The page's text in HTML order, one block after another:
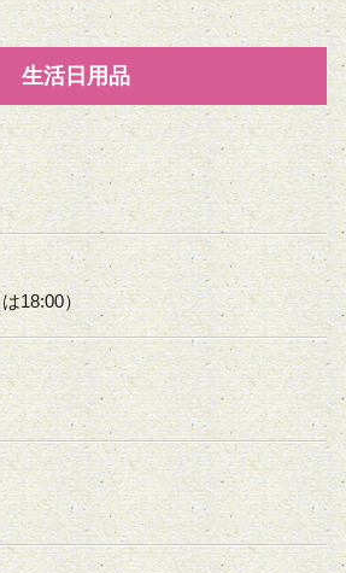
生活日用品
18:00）